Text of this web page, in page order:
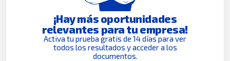
¡Hay más oportunidades
relevantes para tu empresa!
Activa tu prueba gratis de 14 días para ver
todos los resultados y acceder a los
documentos.